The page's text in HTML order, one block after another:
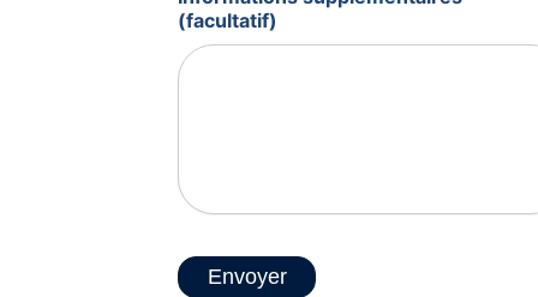
(facultatif)
Envoyer